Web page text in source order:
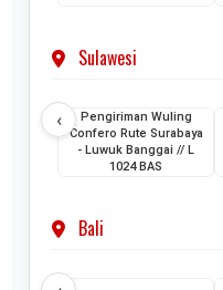
Sulawesi
‹
Pengiriman Wuling
Confero Rute Surabaya
- Luwuk Banggai // L
1024 BAS
Bali